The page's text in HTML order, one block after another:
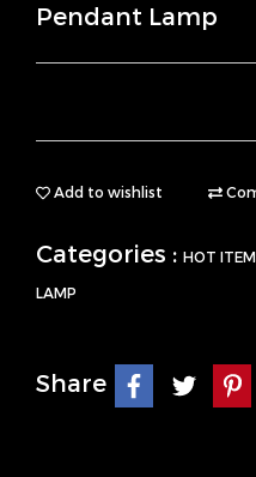
Pendant Lamp
Add to wishlist
Categories : HOT
LAMP
Share